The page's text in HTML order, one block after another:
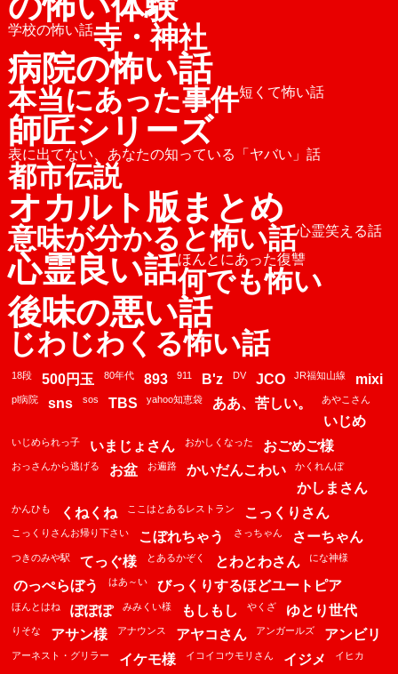
学校の怖い話寺・神社
病院の怖い話
本当にあった事件短くて怖い話
師匠シリーズ
表に出てない、あなたの知っている「ヤバい」話
都市伝説
オカルト版まとめ
意味が分かると怖い話心霊笑える話
心霊良い話ほんとにあった復讐
何でも怖い
後味の悪い話
じわじわくる怖い話
18段 500円玉 80年代 893 911 B'z DV JCO JR福知山線 mixi
pl病院 sns sos TBS yahoo知恵袋 ああ、苦しい。 あやこさん
いじめ
いじめられっ子 いまじょさん おかしくなった おごめご様
おっさんから逃げる お盆 お遍路 かいだんこわい かくれんぼ
かしまさん
かんひも くねくね ここはとあるレストラン こっくりさん
こっくりさんお帰り下さい こぼれちゃう さっちゃん さーちゃん
つきのみや駅 てっぐ様 とあるかぞく とわとわさん にな神様
のっぺらぼう はあ～い びっくりするほどユートピア
ほんとはね ぽぽぽ みみくい様 もしもし やくざ ゆとり世代
りそな アサン様 アナウンス アヤコさん アンガールズ アンビリ
アーネスト・グリラー イケモ様 イコイコウモリさん イジメ イヒカ